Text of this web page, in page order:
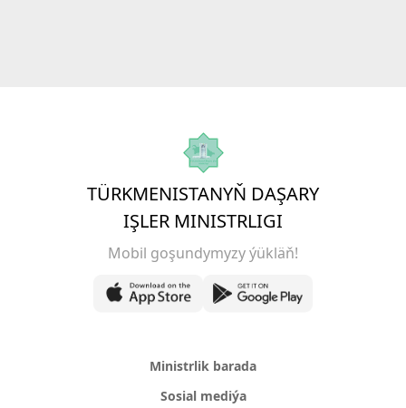
TÜRKMENISTANYŇ DAŞARY
IŞLER MINISTRLIGI
Mobil goşundymyzy ýükläň!
Ministrlik barada
Sosial mediýa